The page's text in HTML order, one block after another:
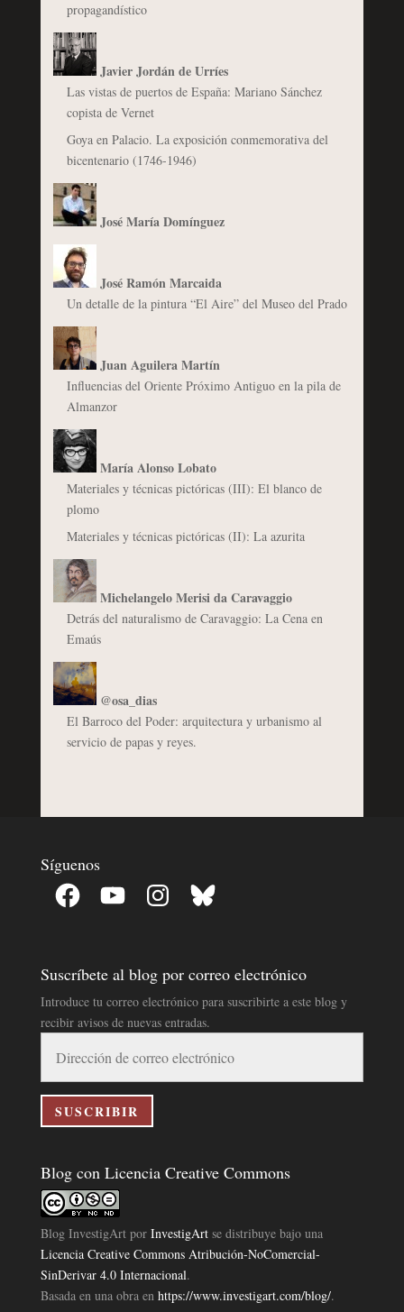
propagandístico
Javier Jordán de Urríes
Las vistas de puertos de España: Mariano Sánchez
copista de Vernet
Goya en Palacio. La exposición conmemorativa del
bicentenario (1746-1946)
José María Domínguez
José Ramón Marcaida
Un detalle de la pintura “El Aire” del Museo del Prado
Juan Aguilera Martín
Influencias del Oriente Próximo Antiguo en la pila de
Almanzor
María Alonso Lobato
Materiales y técnicas pictóricas (III): El blanco de
plomo
Materiales y técnicas pictóricas (II): La azurita
Michelangelo Merisi da Caravaggio
Detrás del naturalismo de Caravaggio: La Cena en
Emaús
@osa_dias
El Barroco del Poder: arquitectura y urbanismo al
servicio de papas y reyes.
Síguenos
Facebook YouTube InstagramBluesky
Suscríbete al blog por correo electrónico
Introduce tu correo electrónico para suscribirte a este blog y
recibir avisos de nuevas entradas.
correo
electrónico
SUSCRIBIR
Blog con Licencia Creative Commons
Blog InvestigArtpor InvestigArtse distribuye bajo una
Licencia Creative Commons Atribución-NoComercial-
SinDerivar 4.0 Internacional.
Basada en una obra en https://www.investigart.com/blog/.